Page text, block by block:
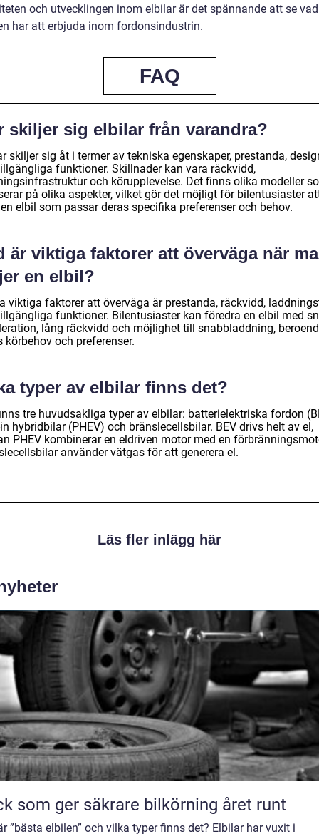
och utvecklingen inom elbilar är det spännande att se vad
har att erbjuda inom fordonsindustrin.
FAQ
skiljer sig elbilar från varandra?
skiljer sig åt i termer av tekniska egenskaper, prestanda,
funktioner. Skillnader kan vara räckvidd,
och körupplevelse. Det finns olika modeller
på olika aspekter, vilket gör det möjligt för bilentusiaster
elbil som passar deras specifika preferenser och behov.
är viktiga faktorer att överväga när
en elbil?
viktiga faktorer att överväga är prestanda, räckvidd,
funktioner. Bilentusiaster kan föredra en elbil med
lång räckvidd och möjlighet till snabbladdning,
körbehov och preferenser.
typer av elbilar finns det?
tre huvudsakliga typer av elbilar: batterielektriska fordon
hybridbilar (PHEV) och bränslecellsbilar. BEV drivs helt av el,
PHEV kombinerar en eldriven motor med en
använder vätgas för att generera el.
Läs fler inlägg här
som ger säkrare bilkörning året runt
”bästa elbilen” och vilka typer finns det? Elbilar har vuxit i